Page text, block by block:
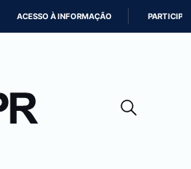
CONTEÚDO
ACESSO À INFORMAÇÃO PARTICIPE